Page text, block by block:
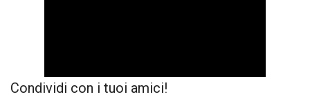
Condividi con i tuoi amici!